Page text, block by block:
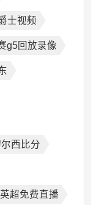
士视频
g5回放录像
西比分
超免费直播